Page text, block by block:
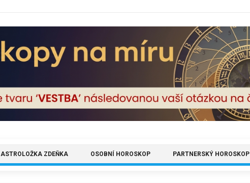
ASTROLOŽKA ZDEŇKA OSOBNÍ HOROSKOP PARTNERSKÝ HOROSKOP